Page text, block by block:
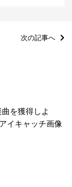
次の記事へ